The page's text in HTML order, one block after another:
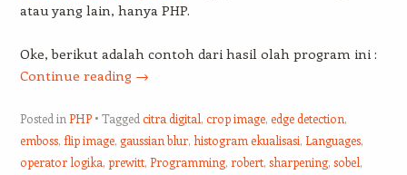
atau yang lain, hanya PHP.
Oke, berikut adalah contoh dari hasil olah program ini :
Continue reading →
Posted in PHP Tagged citra digital, crop image, edge detection,
emboss, flip image, gaussian blur, histogram ekualisasi, Languages,
operator logika, prewitt, Programming, robert, sharpening, sobel,